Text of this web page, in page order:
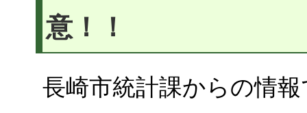
意！！
長崎市統計課からの情